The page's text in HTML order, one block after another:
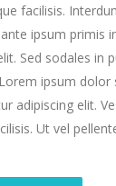
facilisis.
ipsum primis
Sed sodales in
ipsum dolor
adipiscing elit.
Ut vel